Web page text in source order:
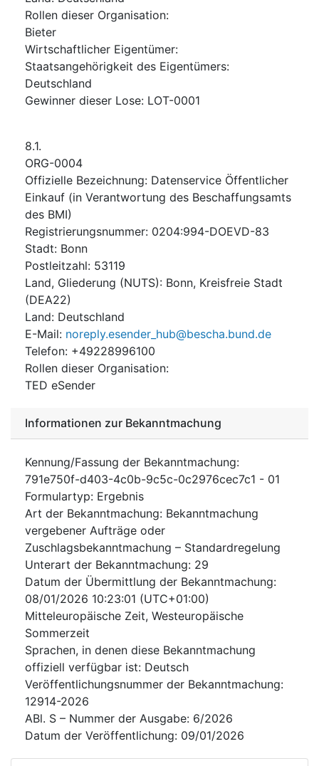
Rollen dieser Organisation:
Bieter
Wirtschaftlicher Eigentümer:
Staatsangehörigkeit des Eigentümers:
Deutschland
Gewinner dieser Lose: LOT-0001
8.1.
ORG-0004
Offizielle Bezeichnung: Datenservice Öffentlicher
Einkauf (in Verantwortung des Beschaffungsamts
des BMI)
Registrierungsnummer: 0204:994-DOEVD-83
Stadt: Bonn
Postleitzahl: 53119
Land, Gliederung (NUTS): Bonn, Kreisfreie Stadt
(DEA22)
Land: Deutschland
E-Mail: noreply.esender_hub@bescha.bund.de
Telefon: +49228996100
Rollen dieser Organisation:
TED eSender
Informationen zur Bekanntmachung
Kennung/Fassung der Bekanntmachung:
791e750f-d403-4c0b-9c5c-0c2976cec7c1 - 01
Formulartyp: Ergebnis
Art der Bekanntmachung: Bekanntmachung
vergebener Aufträge oder
Zuschlagsbekanntmachung – Standardregelung
Unterart der Bekanntmachung: 29
Datum der Übermittlung der Bekanntmachung:
08/01/2026 10:23:01 (UTC+01:00)
Mitteleuropäische Zeit, Westeuropäische
Sommerzeit
Sprachen, in denen diese Bekanntmachung
offiziell verfügbar ist: Deutsch
Veröffentlichungsnummer der Bekanntmachung:
12914-2026
ABl. S – Nummer der Ausgabe: 6/2026
Datum der Veröffentlichung: 09/01/2026